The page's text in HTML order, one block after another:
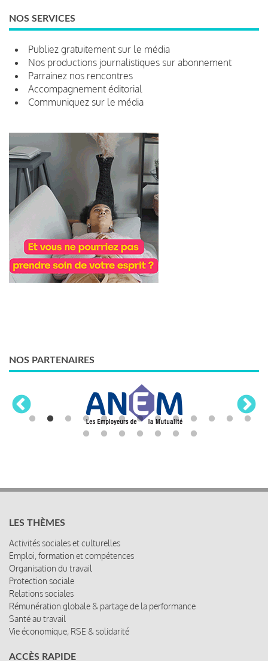
NOS SERVICES
Publiez gratuitement sur le média
Nos productions journalistiques sur abonnement
Parrainez nos rencontres
Accompagnement éditorial
Communiquez sur le média
NOS PARTENAIRES
LES THÈMES
Activités sociales et culturelles
Emploi, formation et compétences
Organisation du travail
Protection sociale
Relations sociales
Rémunération globale & partage de la performance
Santé au travail
Vie économique, RSE & solidarité
ACCÈS RAPIDE